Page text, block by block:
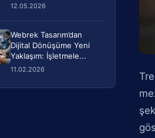
12.05.2026
Webrek Tasarım’dan
Dijital Dönüşüme Yeni
Yaklaşım: İşletmele...
11.02.2026